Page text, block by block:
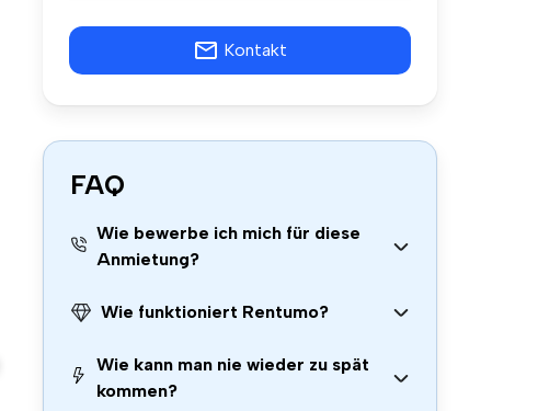
Kontakt
FAQ
Wie bewerbe ich mich für diese
Anmietung?
Wie funktioniert Rentumo?
Wie kann man nie wieder zu spät
kommen?